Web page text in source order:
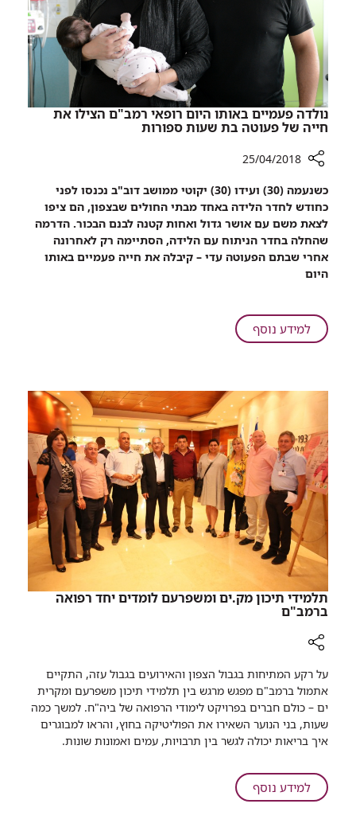
נולדה פעמיים באותו היום רופאי רמב"ם הצילו את
חייה של פעוטה בת שעות ספורות
שיתוף
נולדה
פעמיים
באותו
היום
רופאי
הצילו
את
ספורות
25/04/2018
כשנעמה (30) ועידו (30) יקוטי ממושב דוב"ב נכנסו לפני
כחודש לחדר הלידה באחד מבתי החולים שבצפון, הם ציפו
לצאת משם עם אושר גדול ואחות קטנה לבנם הבכור. הדרמה
שהחלה בחדר הניתוח עם הלידה, הסתיימה רק לאחרונה
אחרי שבתם הפעוטה עדי – קיבלה את חייה פעמיים באותו
היום
למידע נוסףעל
נולדה
היום
רופאי
רמב"ם
הצילו
את
חייה
של
פעוטה
בת
שעות
תלמידי תיכון מק.ים ומשפרעם לומדים יחד רפואה
ברמב"ם
שיתוף
תלמידי
תיכון
מק.ים
ומשפרעם
יחד
רפואה
על רקע המתיחות בגבול הצפון והאירועים בגבול עזה, התקיים
אתמול ברמב"ם מפגש מרגש בין תלמידי תיכון משפרעם ומקרית
ים – כולם חברים בפרויקט לימודי הרפואה של ביה"ח. למשך כמה
שעות, בני הנוער השאירו את הפוליטיקה בחוץ, והראו למבוגרים
איך בריאות יכולה לגשר בין תרבויות, עמים ואמונות שונות.
למידע נוסףעל
תלמידי